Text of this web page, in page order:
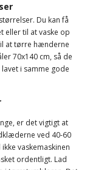
Du kan få
eller til at vaske op
at tørre hænderne
70x140 cm, så de
i samme gode
er det vigtigt at
ved 40-60
vaskemaskinen
ordentligt. Lad